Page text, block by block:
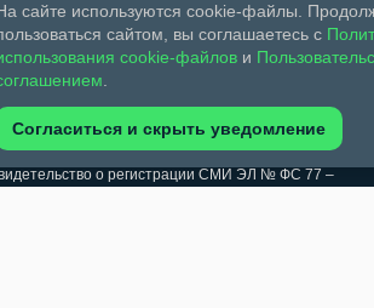
о регистрации СМИ ЭЛ № ФС 77 –
сайте используются cookie-файлы.
сайтом, вы соглашаетесь с
cookie-файлов и
Согласиться и скрыть уведомление